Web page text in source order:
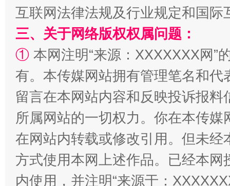
事关残疾人未来5年
互联网法律法规及行业规定和国
三、关于网络版权权属问题：
① 本网注明“来源：XXXXXXX网”
有。本传媒网站拥有管理笔名和
留言在本网站内容和反映投诉报
所属网站的一切权力。你在本传
在网站内转载或修改引用。但未
方式使用本网上述作品。已经本
内使用，并注明“来源于：